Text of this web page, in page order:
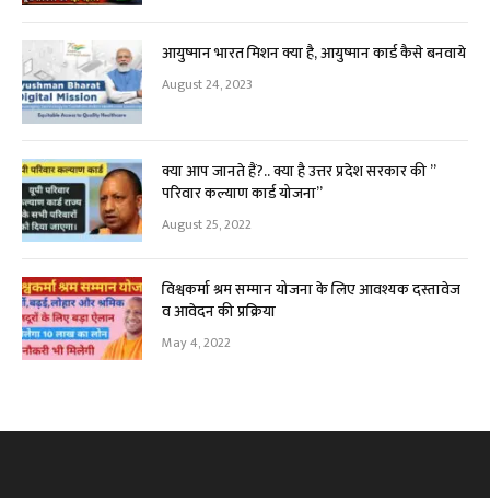
आयुष्मान भारत मिशन क्या है, आयुष्मान कार्ड कैसे बनवाये
August 24, 2023
क्या आप जानते हैं?.. क्या है उत्तर प्रदेश सरकार की ”
परिवार कल्याण कार्ड योजना”
August 25, 2022
विश्वकर्मा श्रम सम्मान योजना के लिए आवश्यक दस्तावेज
व आवेदन की प्रक्रिया
May 4, 2022